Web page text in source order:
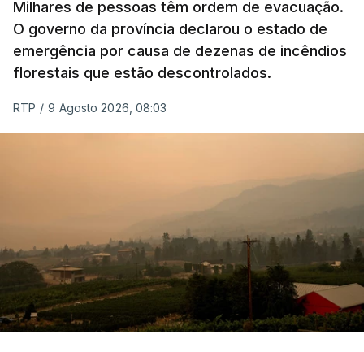
Milhares de pessoas têm ordem de evacuação.
O governo da província declarou o estado de
emergência por causa de dezenas de incêndios
florestais que estão descontrolados.
RTP / 9 Agosto 2026, 08:03